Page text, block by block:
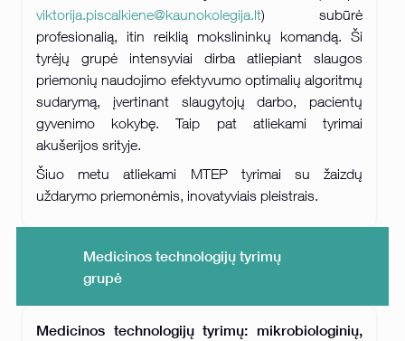
viktorija.piscalkiene@kaunokolegija.lt) subūrė
profesionalią, itin reiklią mokslininkų komandą. Ši
tyrėjų grupė intensyviai dirba atliepiant slaugos
priemonių naudojimo efektyvumo optimalių algoritmų
sudarymą, įvertinant slaugytojų darbo, pacientų
gyvenimo kokybę. Taip pat atliekami tyrimai
akušerijos srityje.
Šiuo metu atliekami MTEP tyrimai su žaizdų
uždarymo priemonėmis, inovatyviais pleistrais.
Medicinos technologijų tyrimų
grupė
Medicinos technologijų tyrimų: mikrobiologinių,